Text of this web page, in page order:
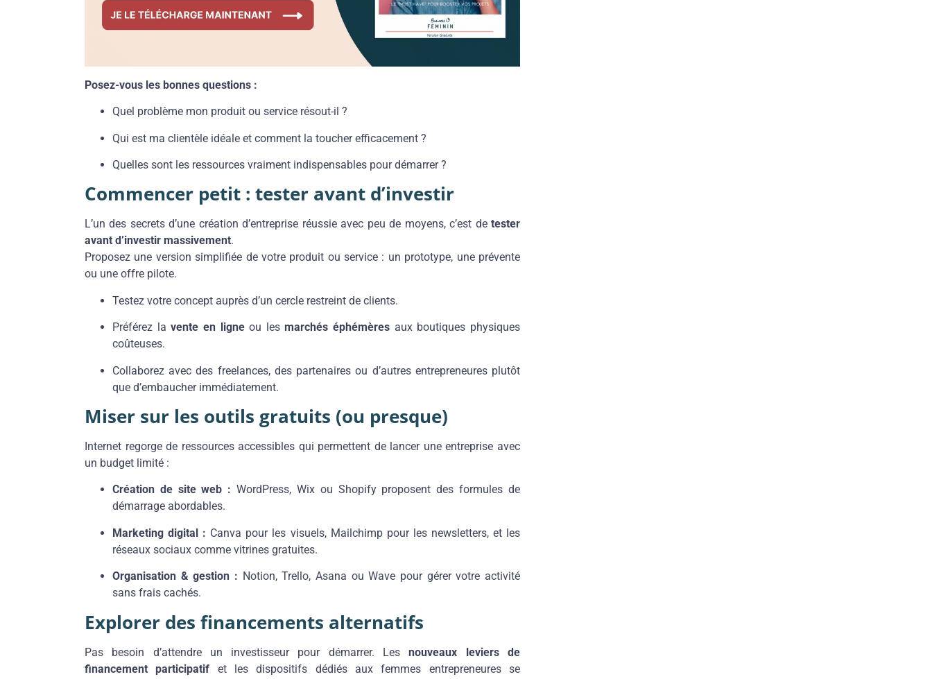
Posez-vous les bonnes questions :
Quel problème mon produit ou service résout-il ?
Qui est ma clientèle idéale et comment la toucher efficacement ?
Quelles sont les ressources vraiment indispensables pour démarrer ?
Commencer petit : tester avant d’investir
L’un des secrets d’une création d’entreprise réussie avec peu de moyens, c’est de tester
avant d’investir massivement.
Proposez une version simplifiée de votre produit ou service : un prototype, une prévente
ou une offre pilote.
Testez votre concept auprès d’un cercle restreint de clients.
Préférez lavente en ligneou lesmarchés éphémères aux boutiques physiques
coûteuses.
Collaborez avec des freelances, des partenaires ou d’autres entrepreneures plutôt
que d’embaucher immédiatement.
Miser sur les outils gratuits (ou presque)
Internet regorge de ressources accessibles qui permettent de lancer une entreprise avec
un budget limité :
Création de site web : WordPress, Wix ou Shopify proposent des formules de
démarrage abordables.
Marketing digital : Canva pour les visuels, Mailchimp pour les newsletters, et les
réseaux sociaux comme vitrines gratuites.
Organisation & gestion : Notion, Trello, Asana ou Wave pour gérer votre activité
sans frais cachés.
Explorer des financements alternatifs
Pas besoin d’attendre un investisseur pour démarrer. Lesnouveaux leviers de
financement participatif et les dispositifs dédiés aux femmes entrepreneures se